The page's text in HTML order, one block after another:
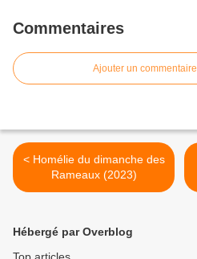
Commentaires
Ajouter un commentaire
< Homélie du dimanche des
Rameaux (2023)
Hébergé par Overblog